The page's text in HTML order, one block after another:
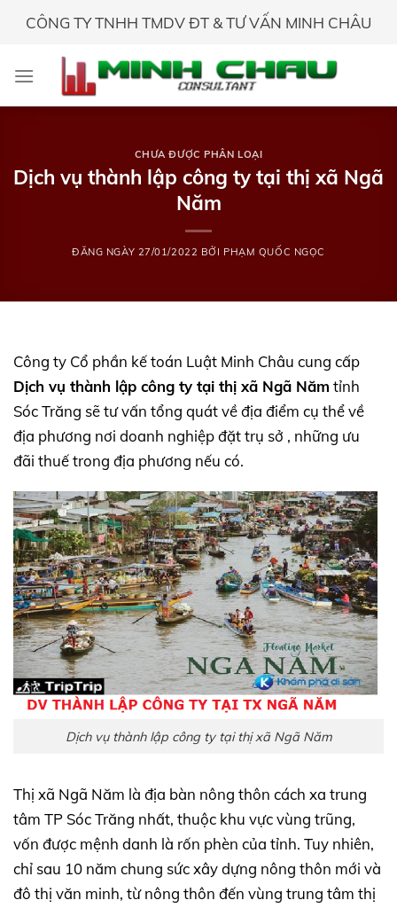
CÔNG TY TNHH TMDV ĐT & TƯ VẤN MINH CHÂU
CHƯA ĐƯỢC PHÂN LOẠI
Dịch vụ thành lập công ty tại thị xã Ngã
Năm
ĐĂNG NGÀY 27/01/2022 BỞI PHẠM QUỐC NGỌC
Công ty Cổ phần kế toán Luật Minh Châu cung cấp
Dịch vụ thành lập công ty tại thị xã Ngã Năm tỉnh
Sóc Trăng sẽ tư vấn tổng quát về địa điểm cụ thể về
địa phương nơi doanh nghiệp đặt trụ sở , những ưu
đãi thuế trong địa phương nếu có.
Dịch vụ thành lập công ty tại thị xã Ngã Năm
Thị xã Ngã Năm là địa bàn nông thôn cách xa trung
tâm TP Sóc Trăng nhất, thuộc khu vực vùng trũng,
vốn được mệnh danh là rốn phèn của tỉnh. Tuy nhiên,
chỉ sau 10 năm chung sức xây dựng nông thôn mới và
đô thị văn minh, từ nông thôn đến vùng trung tâm thị